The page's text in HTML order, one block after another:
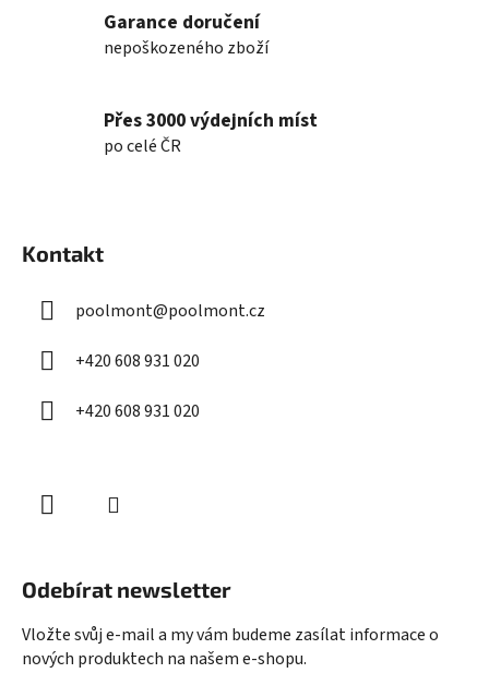
p
i
Garance doručení
nepoškozeného zboží
Přes 3000 výdejních míst
po celé ČR
Kontakt
poolmont@poolmont.cz
+420 608 931 020
+420 608 931 020
Odebírat newsletter
Vložte svůj e-mail a my vám budeme zasílat informace o
nových produktech na našem e-shopu.